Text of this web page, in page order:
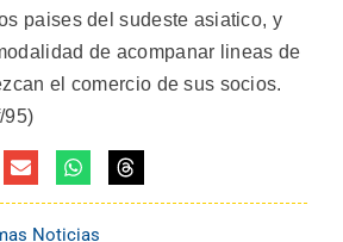
paises del sudeste asiatico, y
de acompanar lineas de
el comercio de sus socios.
95)
Noticias